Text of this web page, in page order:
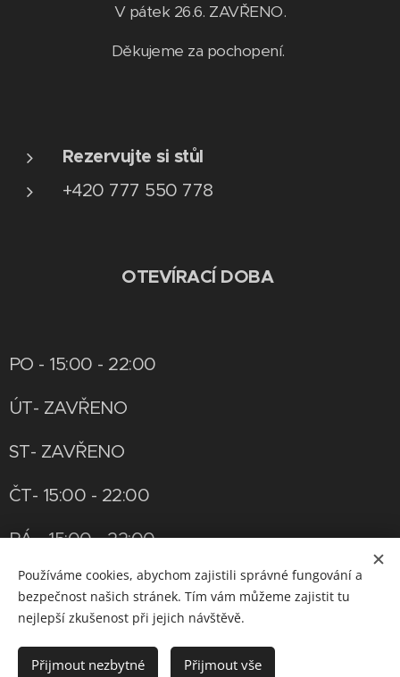
V pátek 26.6. ZAVŘENO.
Děkujeme za pochopení.
Rezervujte si stůl
+420 777 550 778
OTEVÍRACÍ DOBA
PO - 15:00 - 22:00
ÚT- ZAVŘENO
ST- ZAVŘENO
ČT- 15:00 - 22:00
PÁ - 15:00 - 22:00
SO - 12:00 - 22:00
NE - 12:00 - 19:00
OTEVÍRACÍ DOBU LZE UPRAVIT PO
Používáme cookies, abychom zajistili správné fungování a
bezpečnost našich stránek. Tím vám můžeme zajistit tu
nejlepší zkušenost při jejich návštěvě.
Přijmout nezbytné Přijmout vše